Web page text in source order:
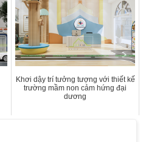
Khơi dậy trí tưởng tượng với thiết kế
trường mầm non cảm hứng đại
dương